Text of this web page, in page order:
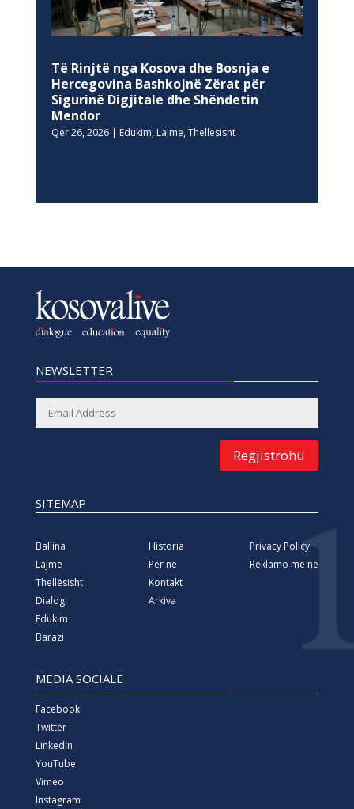
Të Rinjtë nga Kosova dhe Bosnja e
Hercegovina Bashkojnë Zërat për
Sigurinë Digjitale dhe Shëndetin
Mendor
Qer 26, 2026| Edukim, Lajme, Thellesisht
NEWSLETTER
Regjistrohu
SITEMAP
Ballina
Lajme
Thellësisht
Dialog
Edukim
Barazi
Historia
Për ne
Kontakt
Arkiva
Privacy Policy
Reklamo me ne
MEDIA SOCIALE
Facebook
Twitter
Linkedin
YouTube
Vimeo
Instagram